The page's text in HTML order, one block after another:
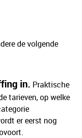
de volgende
in. Praktische
tarieven, op welke
er eerst nog